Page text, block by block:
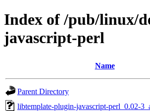
Index of /pub/linux/
javascript-perl
Name
Parent Directory
libtemplate-plugin-javascript-perl_0.02-